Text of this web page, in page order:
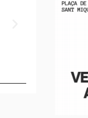
Els
al 95% en